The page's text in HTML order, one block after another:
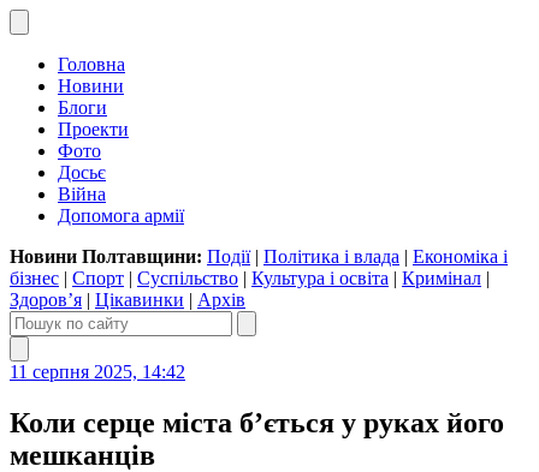
Головна
Новини
Блоги
Проекти
Фото
Досьє
Війна
Допомога армії
Новини Полтавщини: Події| Політика і влада | Економіка і
бізнес | Спорт | Суспільство | Культура і освіта | Кримінал |
Здоров’я | Цікавинки | Архів
11 серпня 2025, 14:42
Коли серце міста б’ється у руках його
мешканців